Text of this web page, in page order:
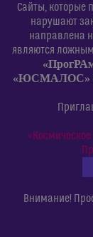
Сайты, которые
нарушают
направлена
являются
«ЮСМАЛОС»
Внимание!